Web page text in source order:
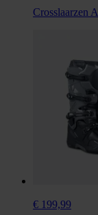
Crosslaarzen
€ 199,99